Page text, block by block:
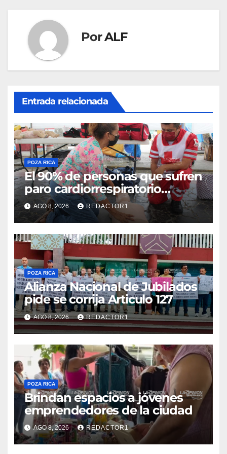
PorALF
Entrada relacionada
POZA RICA
El 90% de personas que sufren
paro cardiorrespiratorio
mueren
AGO 8, 2026 REDACTOR1
POZA RICA
Alianza Nacional de Jubilados
pide se corrija Articulo 127
AGO 8, 2026 REDACTOR1
POZA RICA
Brindan espacios a jóvenes
emprendedores de la ciudad
AGO 8, 2026 REDACTOR1